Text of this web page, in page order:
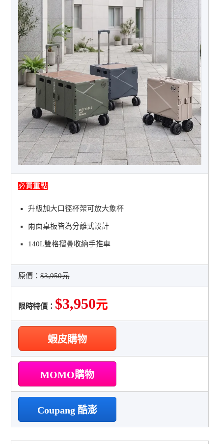
必買重點
升級加大口徑杯架可放大象杯
兩面桌板皆為分離式設計
140L雙格摺疊收納手推車
原價：$3,950元
限時特價： $3,950元
蝦皮購物
MOMO購物
Coupang 酷澎